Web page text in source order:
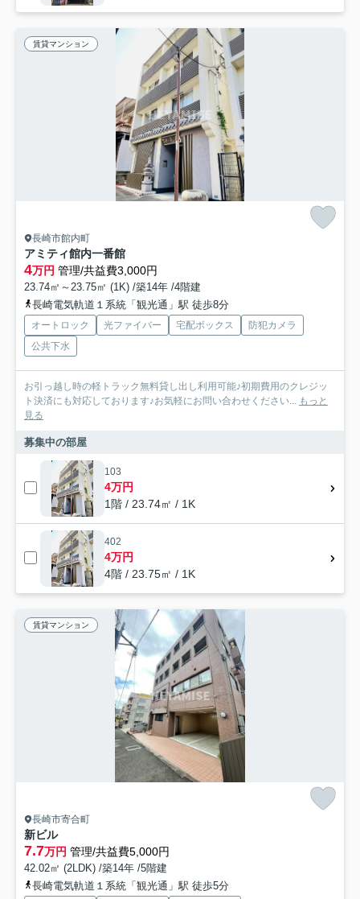
賃貸マンション
長崎市館内町
アミティ館内一番館
4万円 管理/共益費3,000円
23.74㎡～23.75㎡ (1K) /築14年 /4階建
長崎電気軌道１系統「観光通」駅 徒歩8分
オートロック 光ファイバー 宅配ボックス
防犯カメラ
公共下水
お引っ越し時の軽トラック無料貸し出し利用可能♪初期費用のクレジッ
ト決済にも対応しております♪お気軽にお問い合わせください...
もっと
見る
募集中の部屋
103
4万円
1階 / 23.74㎡ / 1K
402
4万円
4階 / 23.75㎡ / 1K
賃貸マンション
長崎市寄合町
新ビル
7.7万円 管理/共益費5,000円
42.02㎡ (2LDK) /築14年 /5階建
長崎電気軌道１系統「観光通」駅 徒歩5分